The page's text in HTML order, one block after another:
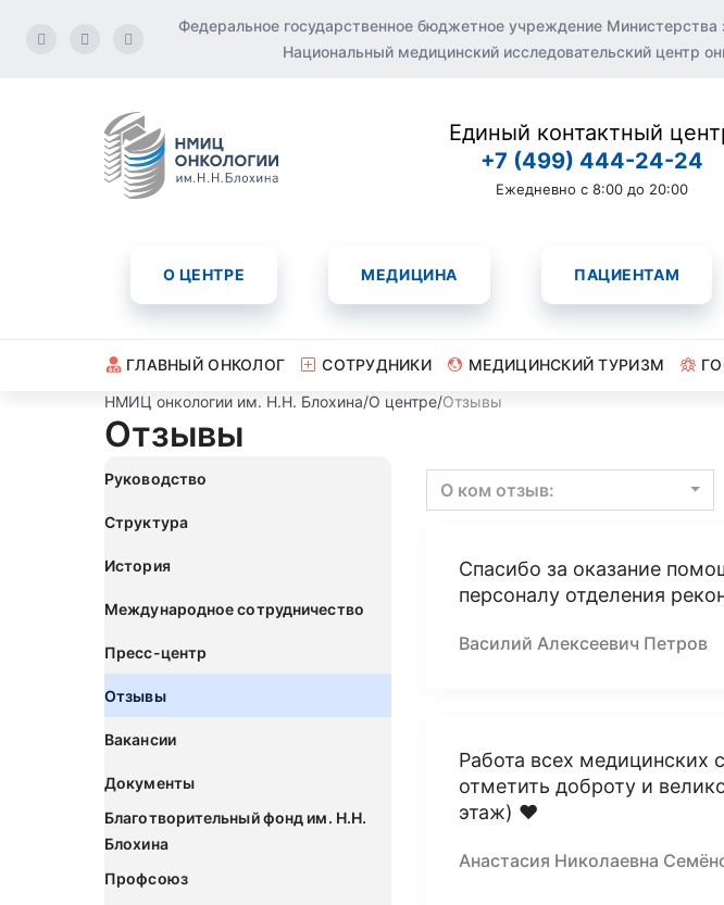
Федеральное государственное бюджетное учреждение
Национальный медицинский исследовательский центр
Единый контактный
+7 (499) 444-24-24
Ежедневно с 8:00 до 20:00
О ЦЕНТРЕ МЕДИЦИНА ПАЦИЕНТАМ
ГЛАВНЫЙ ОНКОЛОГ СОТРУДНИКИ МЕДИЦИНСКИЙ ТУРИЗМ
НМИЦ онкологии им. Н.Н. Блохина/О центре/Отзывы
Отзывы
Руководство
Структура
История
Международное сотрудничество
Пресс-центр
Отзывы
Вакансии
Документы
Благотворительный фонд им. Н.Н.
Блохина
Профсоюз
О ком отзыв:
Спасибо за оказание
персоналу отделения
Василий Алексеевич Петров
Работа всех медицинских
отметить доброту и
этаж) ❤️
Анастасия Николаевна